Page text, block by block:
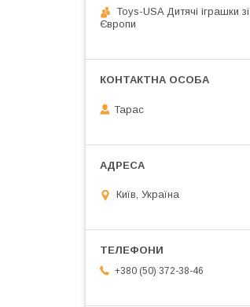
Toys-USA Дитячі іграшки
Європи
Тарас
Київ, Україна
+380 (50) 372-38-46